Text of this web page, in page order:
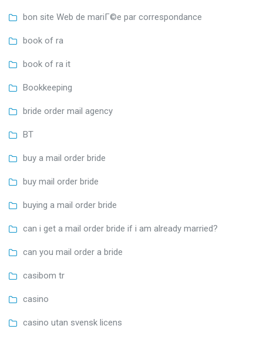
bon site Web de mariГ©e par correspondance
book of ra
book of ra it
Bookkeeping
bride order mail agency
BT
buy a mail order bride
buy mail order bride
buying a mail order bride
can i get a mail order bride if i am already married?
can you mail order a bride
casibom tr
casino
casino utan svensk licens